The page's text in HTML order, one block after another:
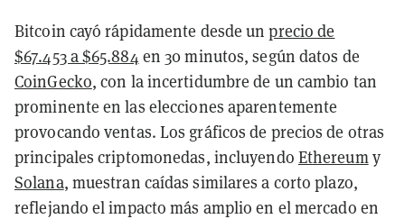
Bitcoin cayó rápidamente desde unprecio de
$67.453 a $65.884 en 30 minutos, según datos de
CoinGecko, con la incertidumbre de un cambio tan
prominente en las elecciones aparentemente
provocando ventas. Los gráficos de precios de otras
principales criptomonedas, incluyendo Ethereumy
Solana, muestran caídas similares a corto plazo,
reflejando el impacto más amplio en el mercado en